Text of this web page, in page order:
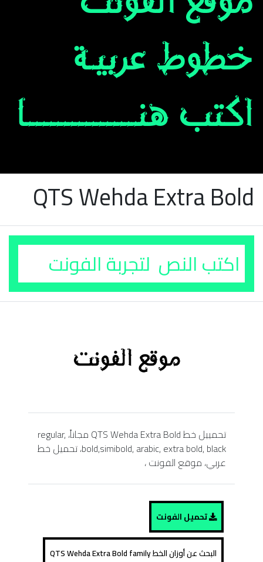
QTS Wehda Extra Bold
تحمييل خط QTS Wehda Extra Bold مجاناً، regular,
bold,simibold, arabic, extra bold, black، تحميل خط
عربي، موقع الفونت ،
تحميل الفونت
البحث عن أوزان الخط QTS Wehda Extra Bold family